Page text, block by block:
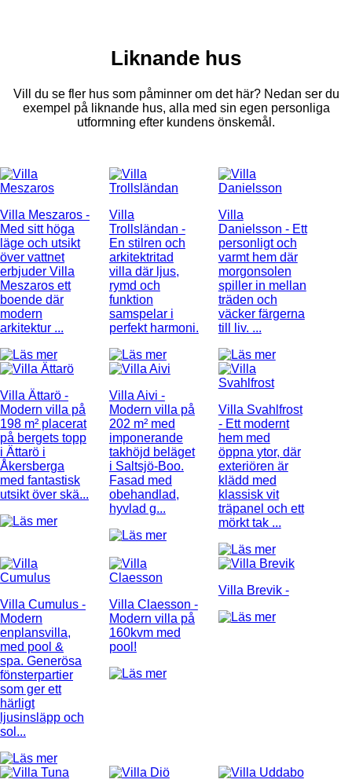
Liknande hus
Vill du se fler hus som påminner om det här? Nedan ser du
exempel på liknande hus, alla med sin egen personliga
utformning efter kundens önskemål.
Villa Meszaros -
Med sitt höga
läge och utsikt
över vattnet
erbjuder Villa
Meszaros ett
boende där
modern
arkitektur ...
Villa
Trollsländan -
En stilren och
arkitektritad
villa där ljus,
rymd och
funktion
samspelar i
perfekt harmoni.
Villa
Danielsson - Ett
personligt och
varmt hem där
morgonsolen
spiller in mellan
träden och
väcker färgerna
till liv. ...
Villa Ättarö -
Modern villa på
198 m² placerat
på bergets topp
i Ättarö i
Åkersberga
med fantastisk
utsikt över skä...
Villa Aivi -
Modern villa på
202 m² med
imponerande
takhöjd beläget
i Saltsjö-Boo.
Fasad med
obehandlad,
hyvlad g...
Villa Svahlfrost
- Ett modernt
hem med
öppna ytor, där
exteriören är
klädd med
klassisk vit
träpanel och ett
mörkt tak ...
Villa Cumulus -
Modern
enplansvilla,
med pool &
spa. Generösa
fönsterpartier
som ger ett
härligt
ljusinsläpp och
sol...
Villa Claesson -
Modern villa på
160kvm med
pool!
Villa Brevik-